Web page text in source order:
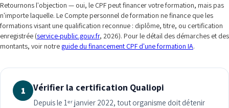
Retournons l'objection — oui, le CPF peut financer votre formation, mais pas
n'importe laquelle. Le Compte personnel de formation ne finance que les
formations visant une qualification reconnue : diplôme, titre, ou certification
enregistrée (service-public.gouv.fr, 2026). Pour le détail des démarches et des
montants, voir notre guide du financement CPF d'une formation IA.
1 Vérifier la certification Qualiopi
Depuis le 1ᵉʳ janvier 2022, tout organisme doit détenir